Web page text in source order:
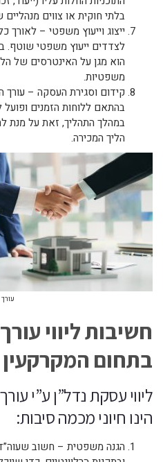
בלתי חוקית או צווים
ייצוג וייעוץ משפטי – לאורך
לצדדים ייעוץ משפטי שוטף.
הוא מגן על האינטרסים של
משפטיות.
קידום וסגירת העסקה –
בהתאם ללוחות הזמנים ופועל
במהלך התהליך, זאת על מנת
הליך המכירה.
עורך
חשיבות ליווי
בתחום המקרקעין
ליווי עסקת נדל”ן ע”י
הינו חיוני מכמה סיבות:
הגנה משפטית – חשוב